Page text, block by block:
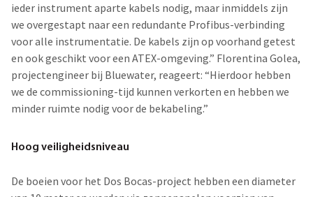
ieder instrument aparte kabels nodig, maar inmiddels zijn
we overgestapt naar een redundante Profibus-verbinding
voor alle instrumentatie. De kabels zijn op voorhand getest
en ook geschikt voor een ATEX-omgeving.” Florentina Golea,
projectengineer bij Bluewater, reageert: “Hierdoor hebben
we de commissioning-tijd kunnen verkorten en hebben we
minder ruimte nodig voor de bekabeling.”
Hoog veiligheidsniveau
De boeien voor het Dos Bocas-project hebben een diameter